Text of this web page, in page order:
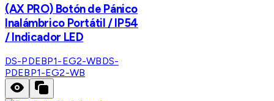
(AX PRO) Botón de Pánico
Inalámbrico Portátil / IP54
/ Indicador LED
DS-PDEBP1-EG2-WBDS-
PDEBP1-EG2-WB